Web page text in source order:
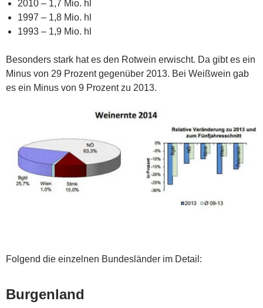
2010 – 1,7 Mio. hl
1997 – 1,8 Mio. hl
1993 – 1,9 Mio. hl
Besonders stark hat es den Rotwein erwischt. Da gibt es ein
Minus von 29 Prozent gegenüber 2013. Bei Weißwein gab
es ein Minus von 9 Prozent zu 2013.
Folgend die einzelnen Bundesländer im Detail:
Burgenland